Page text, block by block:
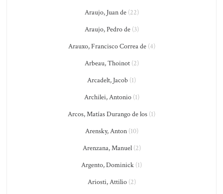
Araujo, Juan de(22)
Araujo, Pedro de(3)
Arauxo, Francisco Correa de(4)
Arbeau, Thoinot(2)
Arcadelt, Jacob (1)
Archilei, Antonio(1)
Arcos, Matías Durango de los (1)
Arensky, Anton(10)
Arenzana, Manuel(2)
Argento, Dominick (1)
Ariosti, Attilio(2)